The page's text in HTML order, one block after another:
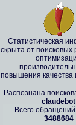
Статистическая
скрыта от поисковых
повышения качества
Распознана
claudebot
Всего обращений
3488684